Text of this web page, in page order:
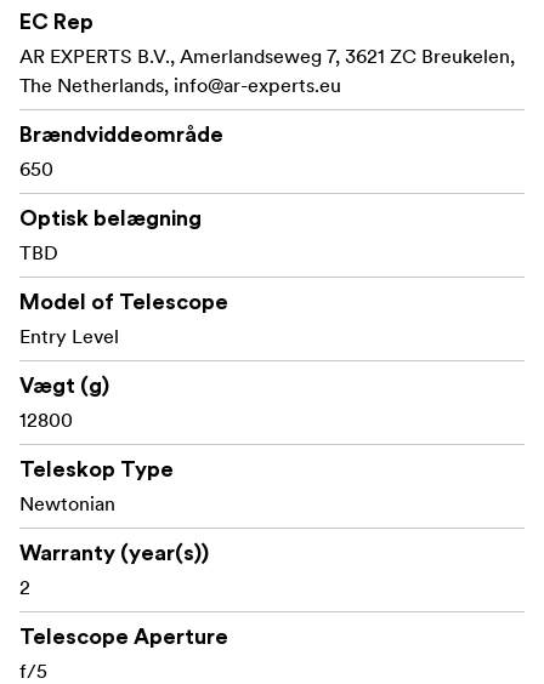
Præmonterede stativben
Coated optik giver et klart og skarpt billede
Tilbehørsbakke
objekter i databasen. Kort over stjernehimlen, som
kan udskrives, samt 75 eksklusive billeder over
Note: All items with MD includes a motor drive.
EC Rep
AR EXPERTS B.V., Amerlandseweg 7, 3621 ZC Breukelen,
The Netherlands, info@ar-experts.eu
Brændviddeområde
650
Optisk belægning
TBD
Model of Telescope
Entry Level
Vægt (g)
12800
Teleskop Type
Newtonian
Warranty (year(s))
2
Telescope Aperture
f/5